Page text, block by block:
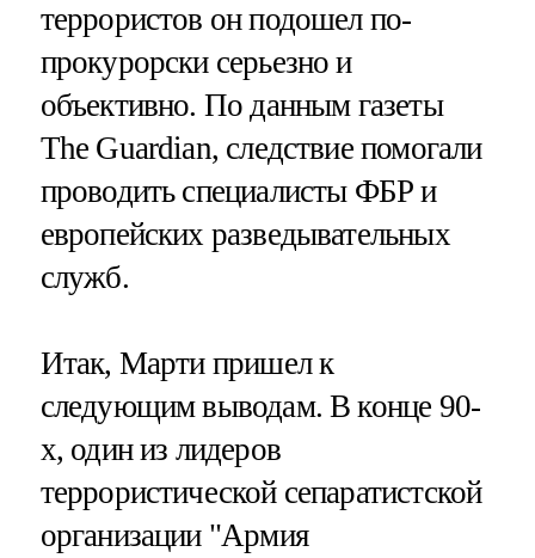
террористов он подошел по-
прокурорски серьезно и
объективно. По данным газеты
The Guardian, следствие помогали
проводить специалисты ФБР и
европейских разведывательных
служб.
Итак, Марти пришел к
следующим выводам. В конце 90-
х, один из лидеров
террористической сепаратистской
организации "Армия